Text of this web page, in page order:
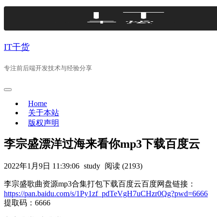
Skip
IT干货
专注前后端开发技术与经验分享
Home
关于本站
版权声明
李宗盛漂洋过海来看你mp3下载百度云
2022年1月9日 11:39:06 study 阅读 (2193)
李宗盛歌曲资源mp3合集打包下载百度云百度网盘链接：
https://pan.baidu.com/s/1Py1zf_pdTeVgH7uCHzr0Qg?pwd=6666
提取码：6666